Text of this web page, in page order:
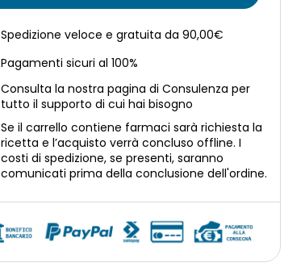
Spedizione veloce e gratuita da 90,00€
Pagamenti sicuri al 100%
Consulta la nostra pagina di Consulenza per
tutto il supporto di cui hai bisogno
Se il carrello contiene farmaci sarà richiesta la
ricetta e l’acquisto verrà concluso offline. I
costi di spedizione, se presenti, saranno
comunicati prima della conclusione dell'ordine.